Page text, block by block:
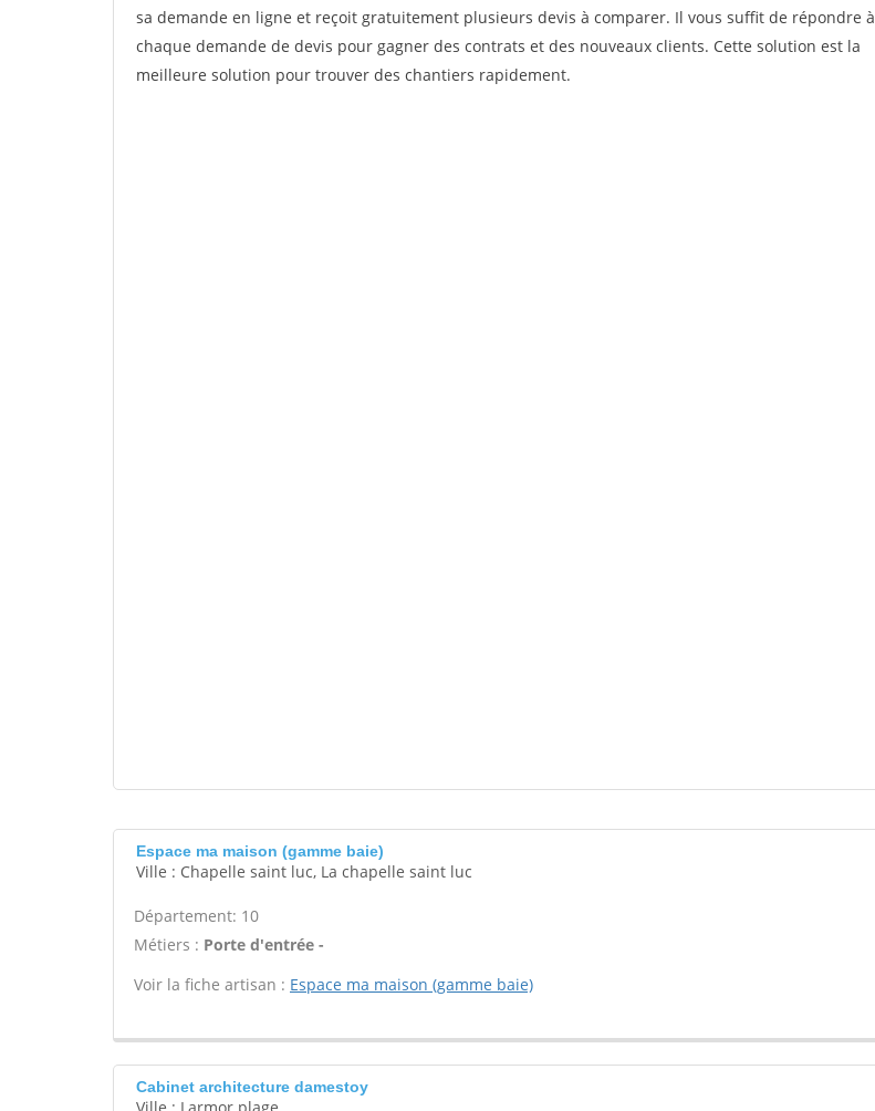
sa demande en ligne et reçoit gratuitement plusieurs devis à comparer. Il vous suffit de répondre à
chaque demande de devis pour gagner des contrats et des nouveaux clients. Cette solution est la
meilleure solution pour trouver des chantiers rapidement.
Espace ma maison (gamme baie)
Ville : Chapelle saint luc, La chapelle saint luc
Département: 10
Métiers : Porte d'entrée -
Voir la fiche artisan : Espace ma maison (gamme baie)
Cabinet architecture damestoy